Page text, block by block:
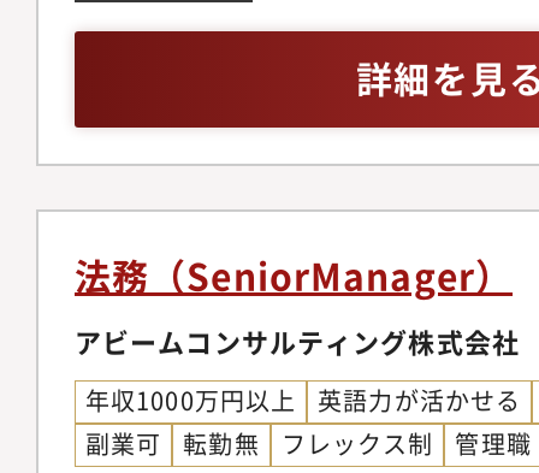
力】・当社はスポッ
存在として急成長し
が数多く生まれてい
歴書不要ですぐに働
チングサービスは新
業安定法の適用を受
め、法務が事業に直
く、スキルアップの
スを展開していく上
れることも多いため
力が培われます。・
詳細を見
法務（SeniorManager）
アビームコンサルティング株式会社
年収1000万円以上
英語力が活かせる
副業可
転勤無 フレックス制 管理職